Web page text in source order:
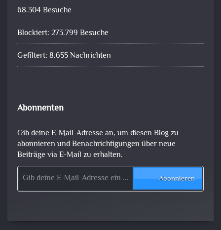
68.304 Besuche
Blockiert: 273.799 Besuche
Gefiltert: 8.655 Nachrichten
Abonnenten
Gib deine E-Mail-Adresse an, um diesen Blog zu
abonnieren und Benachrichtigungen über neue
Beiträge via E-Mail zu erhalten.
Gib deine E-Mail-Adresse ein ...
Abonnieren